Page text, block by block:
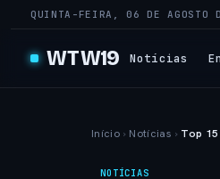
QUINTA-FEIRA, 06 DE AGOSTO
WTW19 Notícias
Início › Notícias › Top
NOTÍCIAS